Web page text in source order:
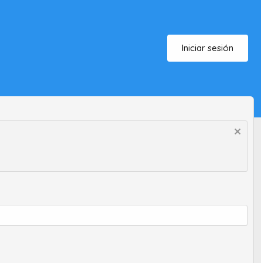
Iniciar sesión